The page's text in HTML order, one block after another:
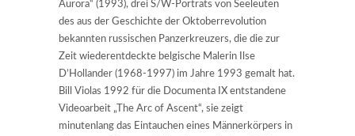
Aurora“ (1993), drei S/W-Porträts von Seeleuten
des aus der Geschichte der Oktoberrevolution
bekannten russischen Panzerkreuzers, die die zur
Zeit wiederentdeckte belgische Malerin Ilse
D’Hollander (1968-1997) im Jahre 1993 gemalt hat.
Bill Violas 1992 für die Documenta IX entstandene
Videoarbeit „The Arc of Ascent“, sie zeigt
minutenlang das Eintauchen eines Männerkörpers in